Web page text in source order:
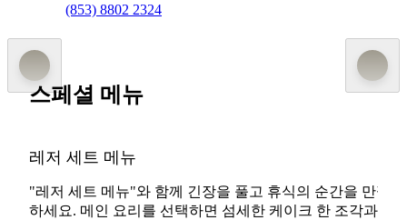
(853) 8802 2324
스페셜 메뉴
레저 세트 메뉴
"레저 세트 메뉴"와 함께 긴장을 풀고 휴식의 순간을 만끽
하세요. 메인 요리를 선택하면 섬세한 케이크 한 조각과 특